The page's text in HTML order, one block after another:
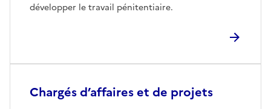
développer le travail pénitentiaire.
Chargés d’affaires et de projets